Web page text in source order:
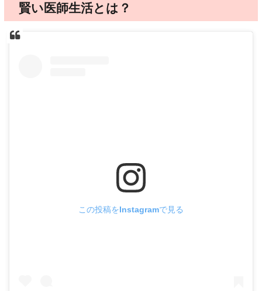
賢い医師生活とは？
この投稿をInstagramで見る